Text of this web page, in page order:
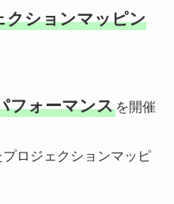
クションマッピン
フォーマンスを開催
ロジェクションマッピ